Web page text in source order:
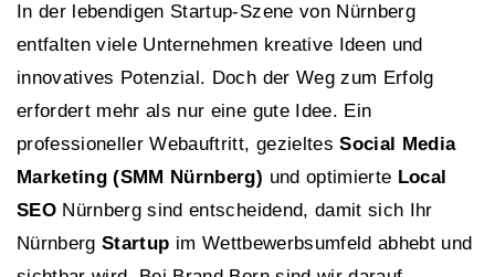
In der lebendigen Startup-Szene von Nürnberg
entfalten viele Unternehmen kreative Ideen und
innovatives Potenzial. Doch der Weg zum Erfolg
erfordert mehr als nur eine gute Idee. Ein
professioneller Webauftritt, gezieltesSocial Media
Marketing (SMM Nürnberg) und optimierte Local
SEO Nürnberg sind entscheidend, damit sich Ihr
Nürnberg Startup im Wettbewerbsumfeld abhebt und